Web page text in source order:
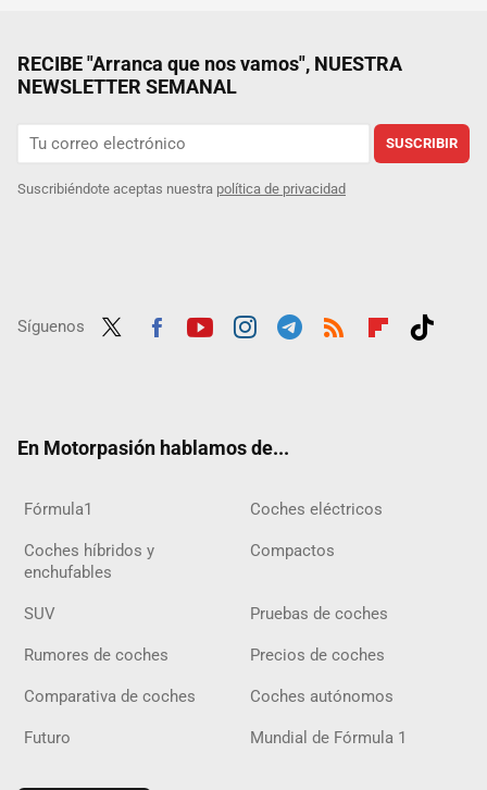
RECIBE "Arranca que nos vamos", NUESTRA
NEWSLETTER SEMANAL
SUSCRIBIR
Suscribiéndote aceptas nuestra política de privacidad
Síguenos
En Motorpasión hablamos de...
Fórmula1 Coches eléctricos
Coches híbridos y
enchufables
Compactos
SUV Pruebas de coches
Rumores de coches Precios de coches
Comparativa de coches Coches autónomos
Futuro Mundial de Fórmula 1